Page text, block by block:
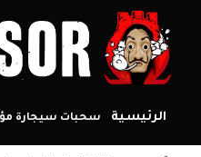
الرئيسية سحبات سيجارة